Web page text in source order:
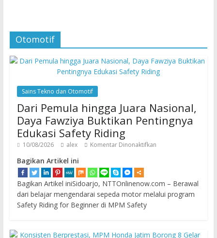
Otomotif
Sains Tekno dan Otomotif
Dari Pemula hingga Juara Nasional,
Daya Fawziya Buktikan Pentingnya
Edukasi Safety Riding
10/08/2026 alex Komentar Dinonaktifkan
Bagikan Artikel ini
Bagikan Artikel iniSidoarjo, NTTOnlinenow.com – Berawal
dari belajar mengendarai sepeda motor melalui program
Safety Riding for Beginner di MPM Safety